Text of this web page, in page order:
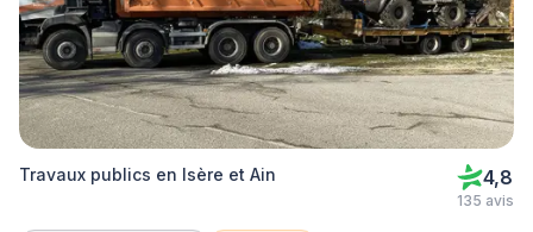
Travaux publics en Isère et Ain 4,8
135 avis